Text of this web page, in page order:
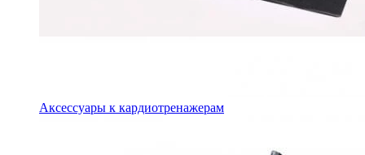
Аксессуары к кардиотренажерам